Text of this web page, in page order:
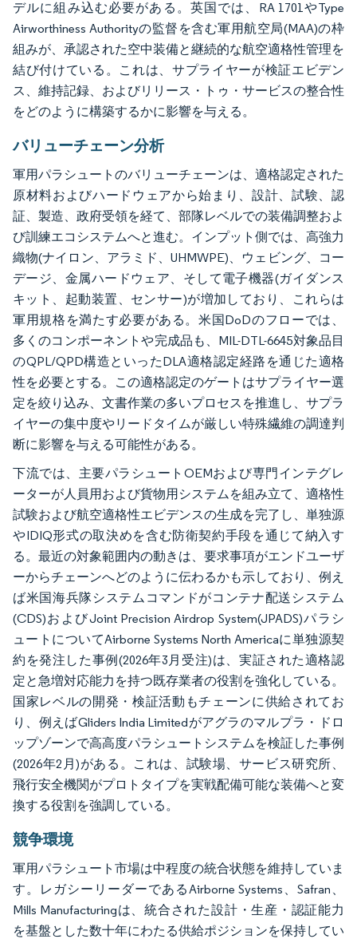
デルに組み込む必要がある。英国では、RA 1701やType
Airworthiness Authorityの監督を含む軍用航空局(MAA)の枠
組みが、承認された空中装備と継続的な航空適格性管理を
結び付けている。これは、サプライヤーが検証エビデン
ス、維持記録、およびリリース・トゥ・サービスの整合性
をどのように構築するかに影響を与える。
バリューチェーン分析
軍用パラシュートのバリューチェーンは、適格認定された
原材料およびハードウェアから始まり、設計、試験、認
証、製造、政府受領を経て、部隊レベルでの装備調整およ
び訓練エコシステムへと進む。インプット側では、高強力
織物(ナイロン、アラミド、UHMWPE)、ウェビング、コー
デージ、金属ハードウェア、そして電子機器(ガイダンス
キット、起動装置、センサー)が増加しており、これらは
軍用規格を満たす必要がある。米国DoDのフローでは、
多くのコンポーネントや完成品も、MIL-DTL-6645対象品目
のQPL/QPD構造といったDLA適格認定経路を通じた適格
性を必要とする。この適格認定のゲートはサプライヤー選
定を絞り込み、文書作業の多いプロセスを推進し、サプラ
イヤーの集中度やリードタイムが厳しい特殊繊維の調達判
断に影響を与える可能性がある。
下流では、主要パラシュートOEMおよび専門インテグレ
ーターが人員用および貨物用システムを組み立て、適格性
試験および航空適格性エビデンスの生成を完了し、単独源
やIDIQ形式の取決めを含む防衛契約手段を通じて納入す
る。最近の対象範囲内の動きは、要求事項がエンドユーザ
ーからチェーンへどのように伝わるかも示しており、例え
ば米国海兵隊システムコマンドがコンテナ配送システム
(CDS)およびJoint Precision Airdrop System(JPADS)パラシ
ュートについてAirborne Systems North Americaに単独源契
約を発注した事例(2026年3月受注)は、実証された適格認
定と急増対応能力を持つ既存業者の役割を強化している。
国家レベルの開発・検証活動もチェーンに供給されてお
り、例えばGliders India Limitedがアグラのマルプラ・ドロ
ップゾーンで高高度パラシュートシステムを検証した事例
(2026年2月)がある。これは、試験場、サービス研究所、
飛行安全機関がプロトタイプを実戦配備可能な装備へと変
換する役割を強調している。
競争環境
軍用パラシュート市場は中程度の統合状態を維持していま
す。レガシーリーダーであるAirborne Systems、Safran、
Mills Manufacturingは、統合された設計・生産・認証能力
を基盤とした数十年にわたる供給ポジションを保持してい